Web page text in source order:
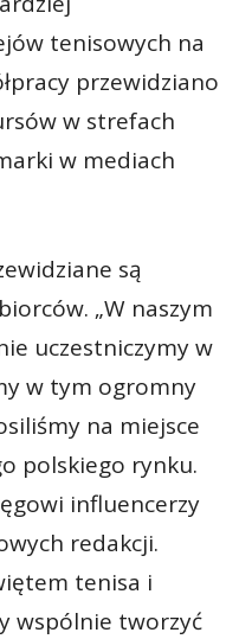
tenisowych na
przewidziano
w strefach
w mediach
są
„W naszym
uczestniczymy w
w tym ogromny
na miejsce
polskiego rynku.
influencerzy
redakcji.
tenisa i
wspólnie tworzyć